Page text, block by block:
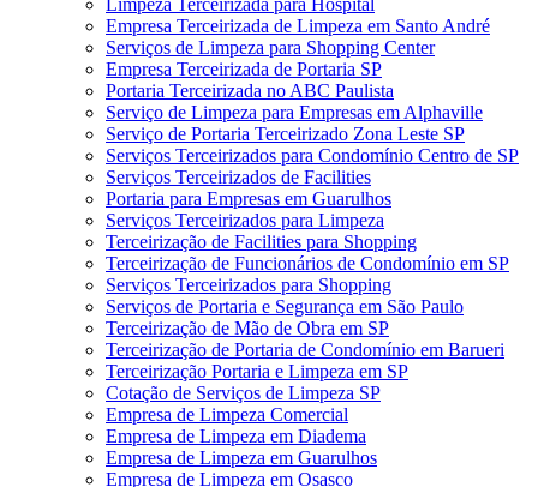
Limpeza Terceirizada para Hospital
Empresa Terceirizada de Limpeza em Santo André
Serviços de Limpeza para Shopping Center
Empresa Terceirizada de Portaria SP
Portaria Terceirizada no ABC Paulista
Serviço de Limpeza para Empresas em Alphaville
Serviço de Portaria Terceirizado Zona Leste SP
Serviços Terceirizados para Condomínio Centro de SP
Serviços Terceirizados de Facilities
Portaria para Empresas em Guarulhos
Serviços Terceirizados para Limpeza
Terceirização de Facilities para Shopping
Terceirização de Funcionários de Condomínio em SP
Serviços Terceirizados para Shopping
Serviços de Portaria e Segurança em São Paulo
Terceirização de Mão de Obra em SP
Terceirização de Portaria de Condomínio em Barueri
Terceirização Portaria e Limpeza em SP
Cotação de Serviços de Limpeza SP
Empresa de Limpeza Comercial
Empresa de Limpeza em Diadema
Empresa de Limpeza em Guarulhos
Empresa de Limpeza em Osasco